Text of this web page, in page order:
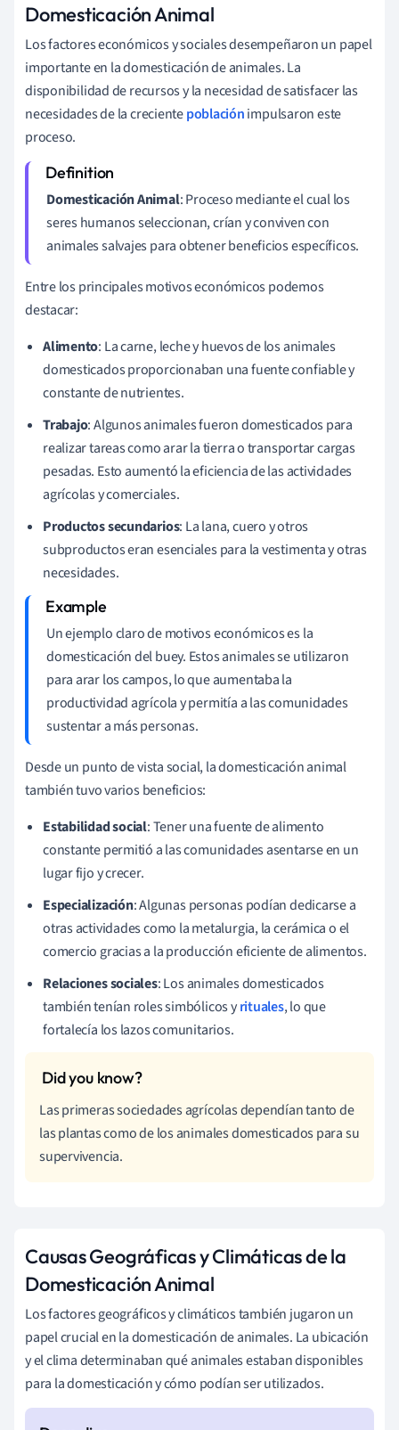
Domesticación Animal
Los factores económicos y sociales desempeñaron un papel
importante en la domesticación de animales. La
disponibilidad de recursos y la necesidad de satisfacer las
necesidades de la crecientepoblaciónimpulsaron este
proceso.
Domesticación Animal: Proceso mediante el cual los
seres humanos seleccionan, crían y conviven con
animales salvajes para obtener beneficios específicos.
Entre los principales motivos económicos podemos
destacar:
Alimento: La carne, leche y huevos de los animales
domesticados proporcionaban una fuente confiable y
constante de nutrientes.
Trabajo: Algunos animales fueron domesticados para
realizar tareas como arar la tierra o transportar cargas
pesadas. Esto aumentó la eficiencia de las actividades
agrícolas y comerciales.
Productos secundarios: La lana, cuero y otros
subproductos eran esenciales para la vestimenta y otras
necesidades.
Un ejemplo claro de motivos económicos es la
domesticación del buey. Estos animales se utilizaron
para arar los campos, lo que aumentaba la
productividad agrícola y permitía a las comunidades
sustentar a más personas.
Desde un punto de vista social, la domesticación animal
también tuvo varios beneficios:
Estabilidad social: Tener una fuente de alimento
constante permitió a las comunidades asentarse en un
lugar fijo y crecer.
Especialización: Algunas personas podían dedicarse a
otras actividades como la metalurgia, la cerámica o el
comercio gracias a la producción eficiente de alimentos.
Relaciones sociales: Los animales domesticados
también tenían roles simbólicos yrituales, lo que
fortalecía los lazos comunitarios.
Las primeras sociedades agrícolas dependían tanto de
las plantas como de los animales domesticados para su
supervivencia.
Causas Geográficas y Climáticas de la
Domesticación Animal
Los factores geográficos y climáticos también jugaron un
papel crucial en la domesticación de animales. La ubicación
y el clima determinaban qué animales estaban disponibles
para la domesticación y cómo podían ser utilizados.